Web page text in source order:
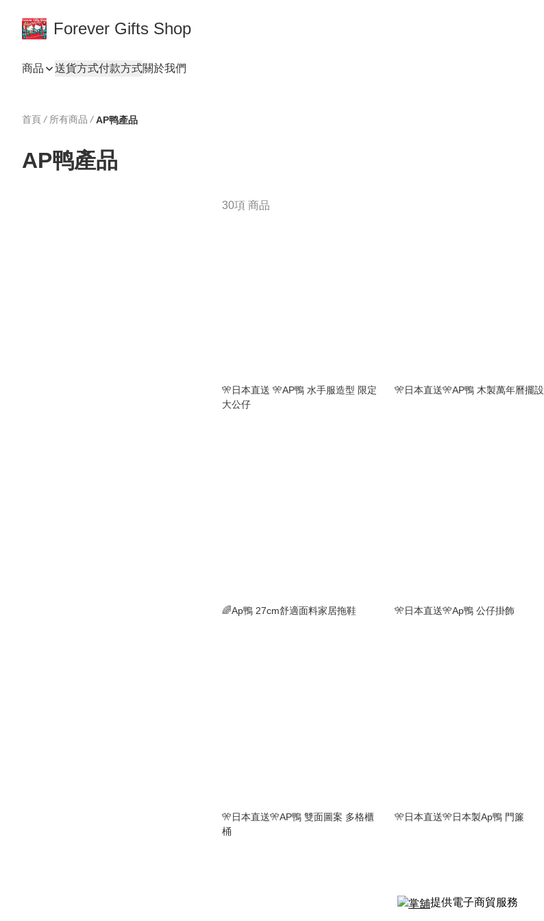
Forever Gifts Shop
商品 送貨方式付款方式關於我們
首頁 / 所有商品 / AP鸭產品
AP鸭產品
30項 商品
🎌日本直送 🎌AP鴨 水手服造型 限定
大公仔
🎌日本直送🎌AP鴨 木製萬年曆擺設
🌈Ap鴨 27cm舒適面料家居拖鞋 🎌日本直送🎌Ap鴨 公仔掛飾
🎌日本直送🎌AP鴨 雙面圖案 多格櫃
桶
🎌日本直送🎌日本製Ap鴨 門簾
提供電子商貿服務